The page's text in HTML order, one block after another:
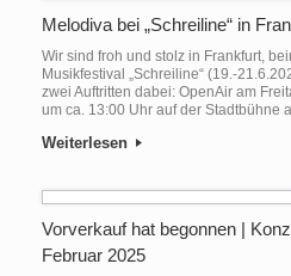
Melodiva bei „Schreiline“ in
Wir sind froh und stolz in Frankfurt,
Musikfestival „Schreiline“ (19.-
zwei Auftritten dabei: OpenAir am
um ca. 13:00 Uhr auf der Stadtbühne
Weiterlesen
Vorverkauf hat begonnen |
Februar 2025